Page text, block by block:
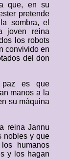
que, en su
pretende
sombra, el
joven reina
los robots
convivido en
del don
es que
manos a la
su máquina
reina Jannu
nobles y que
humanos
y los hagan